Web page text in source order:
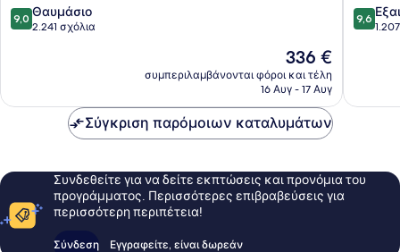
All
Inclusive
9.0
στα
9,0 Θαυμάσιο
2.241 σχόλια
Η
τιμή
είναι
336 €
συμπεριλαμβάνονται φόροι και τέλη
16 Αυγ - 17 Αυγ
Prive
Ultra
9.6
στα
9,6
Σύγκριση παρόμοιων καταλυμάτων
Συνδεθείτε για να δείτε εκπτώσεις και προνόμια του
προγράμματος. Περισσότερες επιβραβεύσεις για
περισσότερη περιπέτεια!
Σύνδεση Εγγραφείτε, είναι δωρεάν